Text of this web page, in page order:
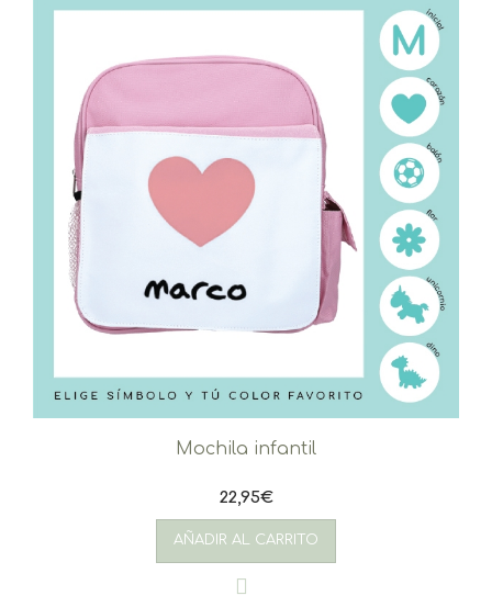
elegir
página
producto
Mochila infantil
22,95€
AÑADIR AL CARRITO